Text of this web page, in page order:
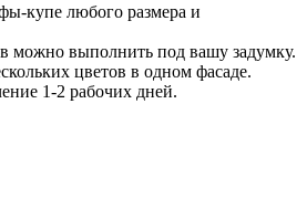
купе любого размера и
можно выполнить под вашу задумку.
цветов в одном фасаде.
1-2 рабочих дней.